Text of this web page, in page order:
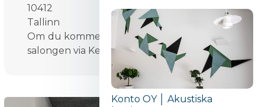
10412
Tallinn
Om du kommer med bil tar du dig direkt till
salongen via Kesk-Kalamaja-gatan.
Konto OY │ Akustiska